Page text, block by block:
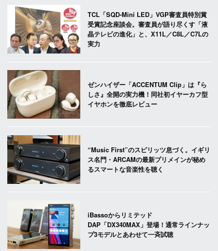
TCL「SQD-Mini LED」VGP審査員特別賞
受賞記念座談会。審査員が語り尽くす「液
晶テレビの進化」と、X11L／C8L／C7Lの
実力
ゼンハイザー「ACCENTUM Clip」は『ら
しさ』全開の実力機！同社初イヤーカフ型
イヤホンを徹底レビュー
“Music First”のスピリッツ息づく。イギリ
ス名門・ARCAMの最新プリメインが秘め
るスマートな音楽性を聴く
iBassoからリミテッド
DAP「DX340MAX」登場！通常ラインナッ
プ3モデルとあわせて一斉試聴